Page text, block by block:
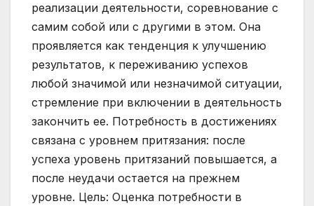
реализации деятельности, соревнование с
самим собой или с другими в этом. Она
проявляется как тенденция к улучшению
результатов, к переживанию успехов
любой значимой или незначимой ситуации,
стремление при включении в деятельность
закончить ее. Потребность в достижениях
связана с уровнем притязания: после
успеха уровень притязаний повышается, а
после неудачи остается на прежнем
уровне. Цель: Оценка потребности в